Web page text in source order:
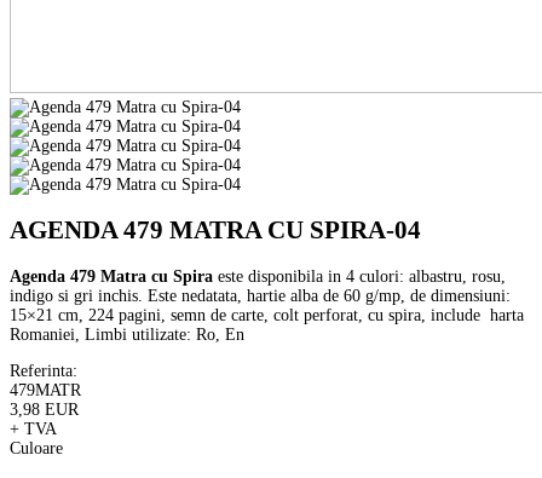
AGENDA 479 MATRA CU SPIRA-04
Agenda 479 Matra cu Spira este disponibila in 4 culori: albastru, rosu,
indigo si gri inchis. Este nedatata, hartie alba de 60 g/mp, de dimensiuni:
15×21 cm, 224 pagini, semn de carte, colt perforat, cu spira, include harta
Romaniei, Limbi utilizate: Ro, En
Referinta:
479MATR
3,98 EUR
+ TVA
Culoare